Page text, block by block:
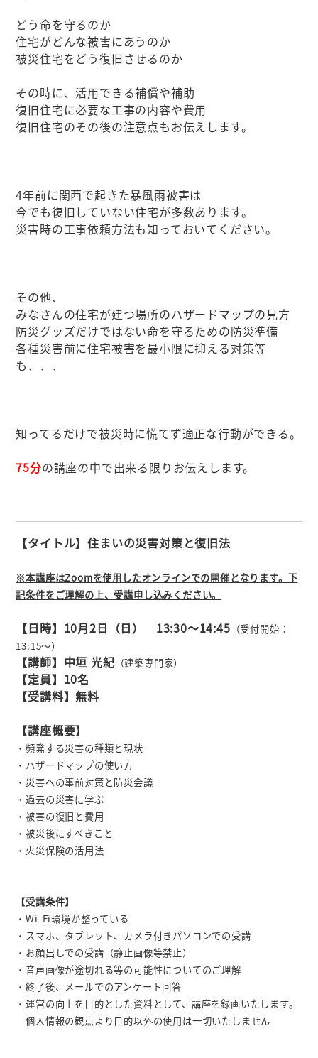
どう命を守るのか
住宅がどんな被害にあうのか
被災住宅をどう復旧させるのか
その時に、活用できる補償や補助
復旧住宅に必要な工事の内容や費用
復旧住宅のその後の注意点もお伝えします。
4年前に関西で起きた暴風雨被害は
今でも復旧していない住宅が多数あります。
災害時の工事依頼方法も知っておいてください。
その他、
みなさんの住宅が建つ場所のハザードマップの見方
防災グッズだけではない命を守るための防災準備
各種災害前に住宅被害を最小限に抑える対策等
も．．．
知ってるだけで被災時に慌てず適正な行動ができる。
75分の講座の中で出来る限りお伝えします。
【タイトル】住まいの災害対策と復旧法
※本講座はZoomを使用したオンラインでの開催となります。下
記条件をご理解の上、受講申し込みください。
【日時】10月2日（日） 13:30～14:45 （受付開始：
13:15～）
【講師】中垣 光紀 （建築専門家）
【定員】10名
【受講料】無料
【講座概要】
・頻発する災害の種類と現状
・ハザードマップの使い方
・災害への事前対策と防災会議
・過去の災害に学ぶ
・被害の復旧と費用
・被災後にすべきこと
・火災保険の活用法
【受講条件】
・Wi-Fi環境が整っている
・スマホ、タブレット、カメラ付きパソコンでの受講
・お顔出しでの受講（静止画像等禁止）
・音声画像が途切れる等の可能性についてのご理解
・終了後、メールでのアンケート回答
・運営の向上を目的とした資料として、講座を録画いたします。
個人情報の観点より目的以外の使用は一切いたしません